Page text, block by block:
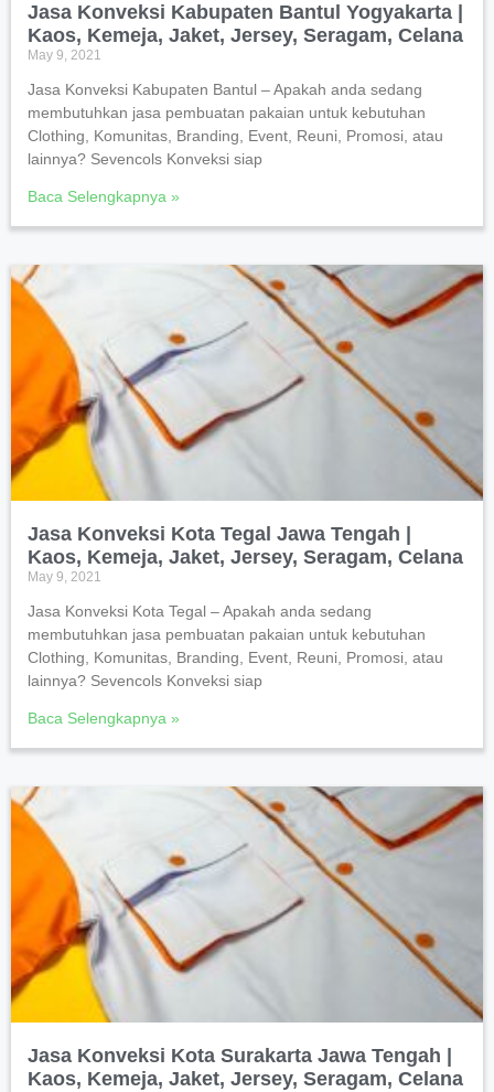
Jasa Konveksi Kabupaten Bantul Yogyakarta |
Kaos, Kemeja, Jaket, Jersey, Seragam, Celana
May 9, 2021
Jasa Konveksi Kabupaten Bantul – Apakah anda sedang
membutuhkan jasa pembuatan pakaian untuk kebutuhan
Clothing, Komunitas, Branding, Event, Reuni, Promosi, atau
lainnya? Sevencols Konveksi siap
Baca Selengkapnya »
Jasa Konveksi Kota Tegal Jawa Tengah |
Kaos, Kemeja, Jaket, Jersey, Seragam, Celana
May 9, 2021
Jasa Konveksi Kota Tegal – Apakah anda sedang
membutuhkan jasa pembuatan pakaian untuk kebutuhan
Clothing, Komunitas, Branding, Event, Reuni, Promosi, atau
lainnya? Sevencols Konveksi siap
Baca Selengkapnya »
Jasa Konveksi Kota Surakarta Jawa Tengah |
Kaos, Kemeja, Jaket, Jersey, Seragam, Celana